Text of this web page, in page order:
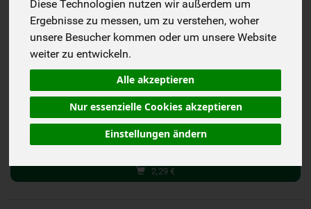
Diese Technologien nutzen wir außerdem um
Ergebnisse zu messen, um zu verstehen, woher
unsere Besucher kommen oder um unsere Website
weiter zu entwickeln.
Alle akzeptieren
Nur essenzielle Cookies akzeptieren
Einstellungen ändern
DD
DE-ÖKO-001
(152,67 € / kg)
inkl. 7% MwSt.
15 g
Anzahl
2,29 €